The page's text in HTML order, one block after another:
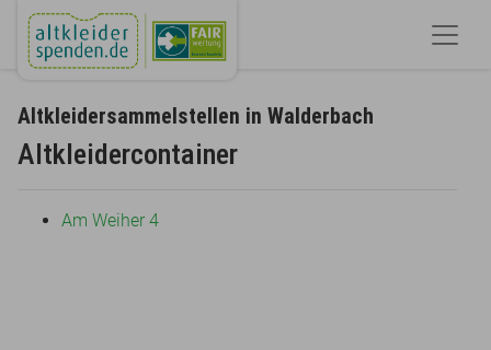
Altkleidersammelstellen in Walderbach
Altkleidercontainer
Am Weiher 4